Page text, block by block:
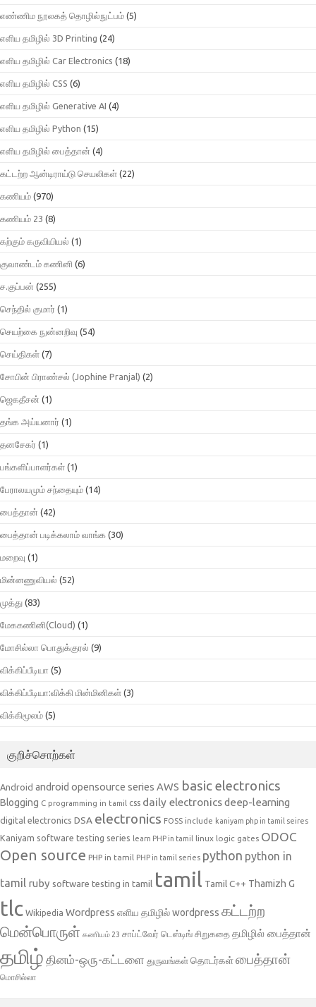
எண்ணிம நூலகத் தொழில்நுட்பம் (5)
எளிய தமிழில் 3D Printing (24)
எளிய தமிழில் Car Electronics (18)
எளிய தமிழில் CSS (6)
எளிய தமிழில் Generative AI (4)
எளிய தமிழில் Python (15)
எளிய தமிழில் பைத்தான் (4)
கட்டற்ற ஆன்டிராய்டு செயலிகள் (22)
கணியம் (970)
கணியம் 23 (8)
கற்கும் கருவியியல் (1)
குவாண்டம் கணினி (6)
ச.குப்பன் (255)
செந்தில் குமார் (1)
செயற்கை நுன்னறிவு (54)
செய்திகள் (7)
சோபின் பிராண்சல் (Jophine Pranjal) (2)
ஜெகதீசன் (1)
தங்க அய்யனார் (1)
தனசேகர் (1)
பங்களிப்பாளர்கள் (1)
பேராலயமும் சந்தையும் (14)
பைத்தான் (42)
பைத்தான் படிக்கலாம் வாங்க (30)
மறைவு (1)
மின்னணுவியல் (52)
முத்து (83)
மேககணினி(Cloud) (1)
மோசில்லா பொதுக்குரல் (9)
விக்கிப்பீடியா (5)
விக்கிப்பீடியா:விக்கி மின்மினிகள் (3)
விக்கிமூலம் (5)
குறிச்சொற்கள்
Android android opensource series AWS basic electronics
Blogging C programming in tamil css daily electronicsdeep-learning
digital electronics DSA electronics FOSS include kaniyam php in tamil seires
Kaniyam software testing series learn PHP in tamil linux logic gates ODOC
Open source PHP in tamil PHP in tamil series python python in
tamil ruby software testing in tamil tamil Tamil C++ Thamizh G
tlc Wikipedia Wordpress எளிய தமிழில் wordpress கட்டற்ற
மென்பொருள் கணியம் 23 சாப்ட்வேர் டெஸ்டிங் சிறுகதை தமிழில் பைத்தான்
தமிழ் தினம்-ஒரு-கட்டளை துருவங்கள் தொடர்கள்பைத்தான்
மொசில்லா